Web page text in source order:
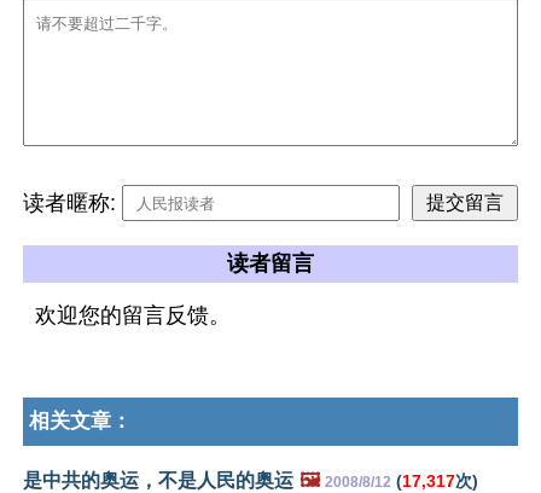
读者暱称:
读者留言
欢迎您的留言反馈。
相关文章：
是中共的奥运，不是人民的奥运 🖼️ 2008/8/12 (17,317次)